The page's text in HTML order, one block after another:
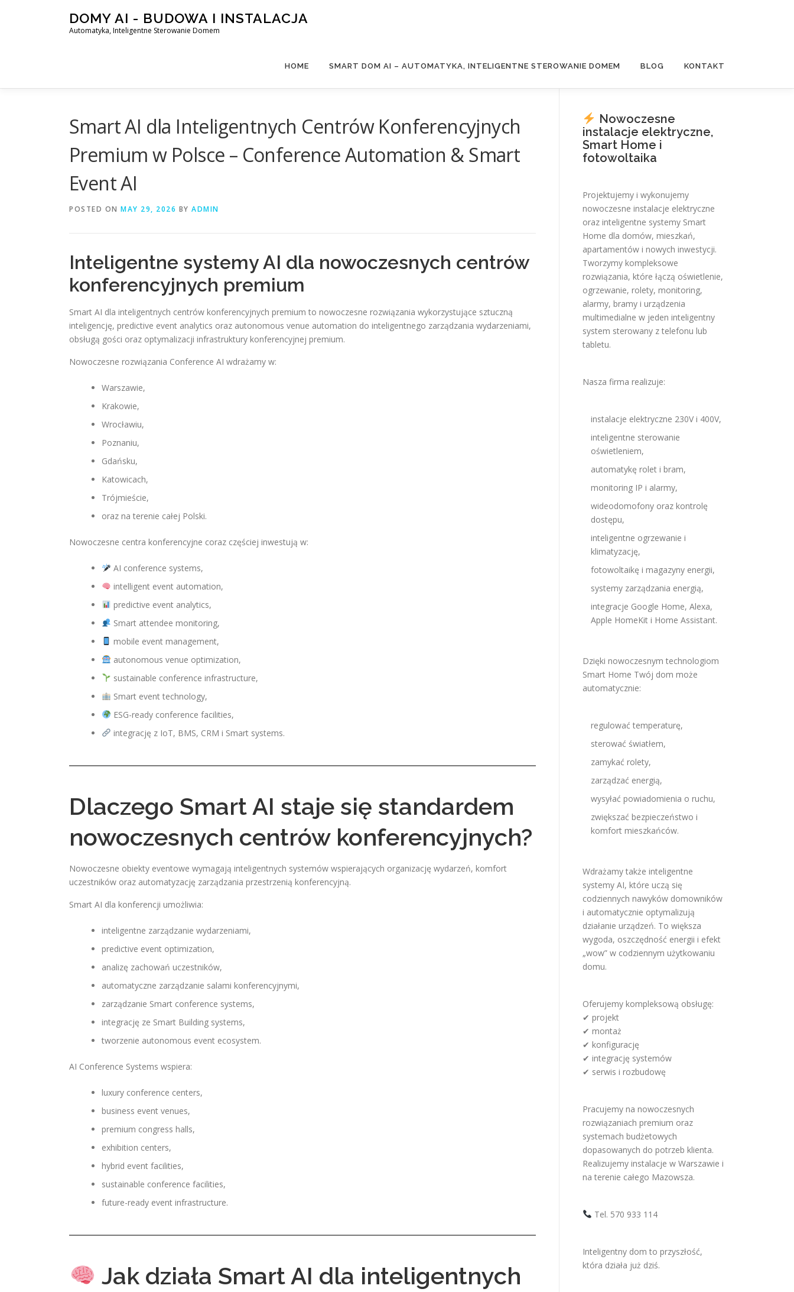
DOMY AI - BUDOWA I INSTALACJA
Automatyka, Inteligentne Sterowanie Domem
HOME SMART DOM AI – AUTOMATYKA, INTELIGENTNE STEROWANIE DOMEM BLOG KONTAKT
Smart AI dla Inteligentnych Centrów Konferencyjnych
Premium w Polsce – Conference Automation & Smart
Event AI
POSTED ON MAY 29, 2026 BY ADMIN
Inteligentne systemy AI dla nowoczesnych centrów
konferencyjnych premium
Smart AI dla inteligentnych centrów konferencyjnych premium to nowoczesne rozwiązania wykorzystujące sztuczną
inteligencję, predictive event analytics oraz autonomous venue automation do inteligentnego zarządzania wydarzeniami,
obsługą gości oraz optymalizacji infrastruktury konferencyjnej premium.
Nowoczesne rozwiązania Conference AI wdrażamy w:
Warszawie,
Krakowie,
Wrocławiu,
Poznaniu,
Gdańsku,
Katowicach,
Trójmieście,
oraz na terenie całej Polski.
Nowoczesne centra konferencyjne coraz częściej inwestują w:
AI conference systems,
intelligent event automation,
predictive event analytics,
Smart attendee monitoring,
mobile event management,
autonomous venue optimization,
sustainable conference infrastructure,
Smart event technology,
ESG-ready conference facilities,
integrację z IoT, BMS, CRM i Smart systems.
Dlaczego Smart AI staje się standardem
nowoczesnych centrów konferencyjnych?
Nowoczesne obiekty eventowe wymagają inteligentnych systemów wspierających organizację wydarzeń, komfort
uczestników oraz automatyzację zarządzania przestrzenią konferencyjną.
Smart AI dla konferencji umożliwia:
inteligentne zarządzanie wydarzeniami,
predictive event optimization,
analizę zachowań uczestników,
automatyczne zarządzanie salami konferencyjnymi,
zarządzanie Smart conference systems,
integrację ze Smart Building systems,
tworzenie autonomous event ecosystem.
AI Conference Systems wspiera:
luxury conference centers,
business event venues,
premium congress halls,
exhibition centers,
hybrid event facilities,
sustainable conference facilities,
future-ready event infrastructure.
Jak działa Smart AI dla inteligentnych
Nowoczesne
instalacje elektryczne,
Smart Home i
fotowoltaika
Projektujemy i wykonujemy
nowoczesne instalacje elektryczne
oraz inteligentne systemy Smart
Home dla domów, mieszkań,
apartamentów i nowych inwestycji.
Tworzymy kompleksowe
rozwiązania, które łączą oświetlenie,
ogrzewanie, rolety, monitoring,
alarmy, bramy i urządzenia
multimedialne w jeden inteligentny
system sterowany z telefonu lub
tabletu.
Nasza firma realizuje:
instalacje elektryczne 230V i 400V,
inteligentne sterowanie
oświetleniem,
automatykę rolet i bram,
monitoring IP i alarmy,
wideodomofony oraz kontrolę
dostępu,
inteligentne ogrzewanie i
klimatyzację,
fotowoltaikę i magazyny energii,
systemy zarządzania energią,
integracje Google Home, Alexa,
Apple HomeKit i Home Assistant.
Dzięki nowoczesnym technologiom
Smart Home Twój dom może
automatycznie:
regulować temperaturę,
sterować światłem,
zamykać rolety,
zarządzać energią,
wysyłać powiadomienia o ruchu,
zwiększać bezpieczeństwo i
komfort mieszkańców.
Wdrażamy także inteligentne
systemy AI, które uczą się
codziennych nawyków domowników
i automatycznie optymalizują
działanie urządzeń. To większa
wygoda, oszczędność energii i efekt
„wow” w codziennym użytkowaniu
domu.
Oferujemy kompleksową obsługę:
✔ projekt
✔ montaż
✔ konfigurację
✔ integrację systemów
✔ serwis i rozbudowę
Pracujemy na nowoczesnych
rozwiązaniach premium oraz
systemach budżetowych
dopasowanych do potrzeb klienta.
Realizujemy instalacje w Warszawie i
na terenie całego Mazowsza.
Tel. 570 933 114
Inteligentny dom to przyszłość,
która działa już dziś.